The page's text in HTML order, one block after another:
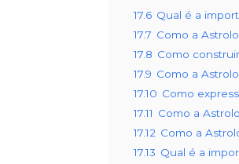
17.6 Qual é a
17.7 Como a
17.8 Como
17.9 Como a
17.10 Como
17.11 Como a
17.12 Como a
17.13 Qual é a